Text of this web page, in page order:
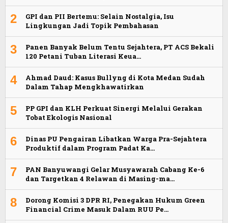
2
GPI dan PII Bertemu: Selain Nostalgia, Isu
Lingkungan Jadi Topik Pembahasan
3
Panen Banyak Belum Tentu Sejahtera, PT ACS Bekali
120 Petani Tuban Literasi Keua…
4
Ahmad Daud: Kasus Bullyng di Kota Medan Sudah
Dalam Tahap Mengkhawatirkan
5
PP GPI dan KLH Perkuat Sinergi Melalui Gerakan
Tobat Ekologis Nasional
6
Dinas PU Pengairan Libatkan Warga Pra-Sejahtera
Produktif dalam Program Padat Ka…
7
PAN Banyuwangi Gelar Musyawarah Cabang Ke-6
dan Targetkan 4 Relawan di Masing-ma…
8
Dorong Komisi 3 DPR RI, Penegakan Hukum Green
Financial Crime Masuk Dalam RUU Pe…